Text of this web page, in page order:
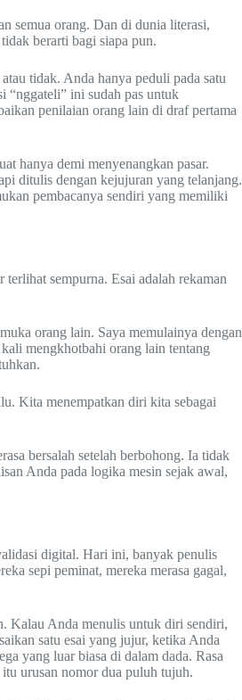
semua orang. Dan di dunia literasi,
berarti bagi siapa pun.
tidak. Anda hanya peduli pada satu
“nggateli” ini sudah pas untuk
penilaian orang lain di draf pertama
hanya demi menyenangkan pasar.
ditulis dengan kejujuran yang telanjang.
pembacanya sendiri yang memiliki
sempurna. Esai adalah rekaman
orang lain. Saya memulainya dengan
mengkhotbahi orang lain tentang
Kita menempatkan diri kita sebagai
bersalah setelah berbohong. Ia tidak
Anda pada logika mesin sejak awal,
digital. Hari ini, banyak penulis
sepi peminat, mereka merasa gagal,
Kalau Anda menulis untuk diri sendiri,
satu esai yang jujur, ketika Anda
yang luar biasa di dalam dada. Rasa
urusan nomor dua puluh tujuh.